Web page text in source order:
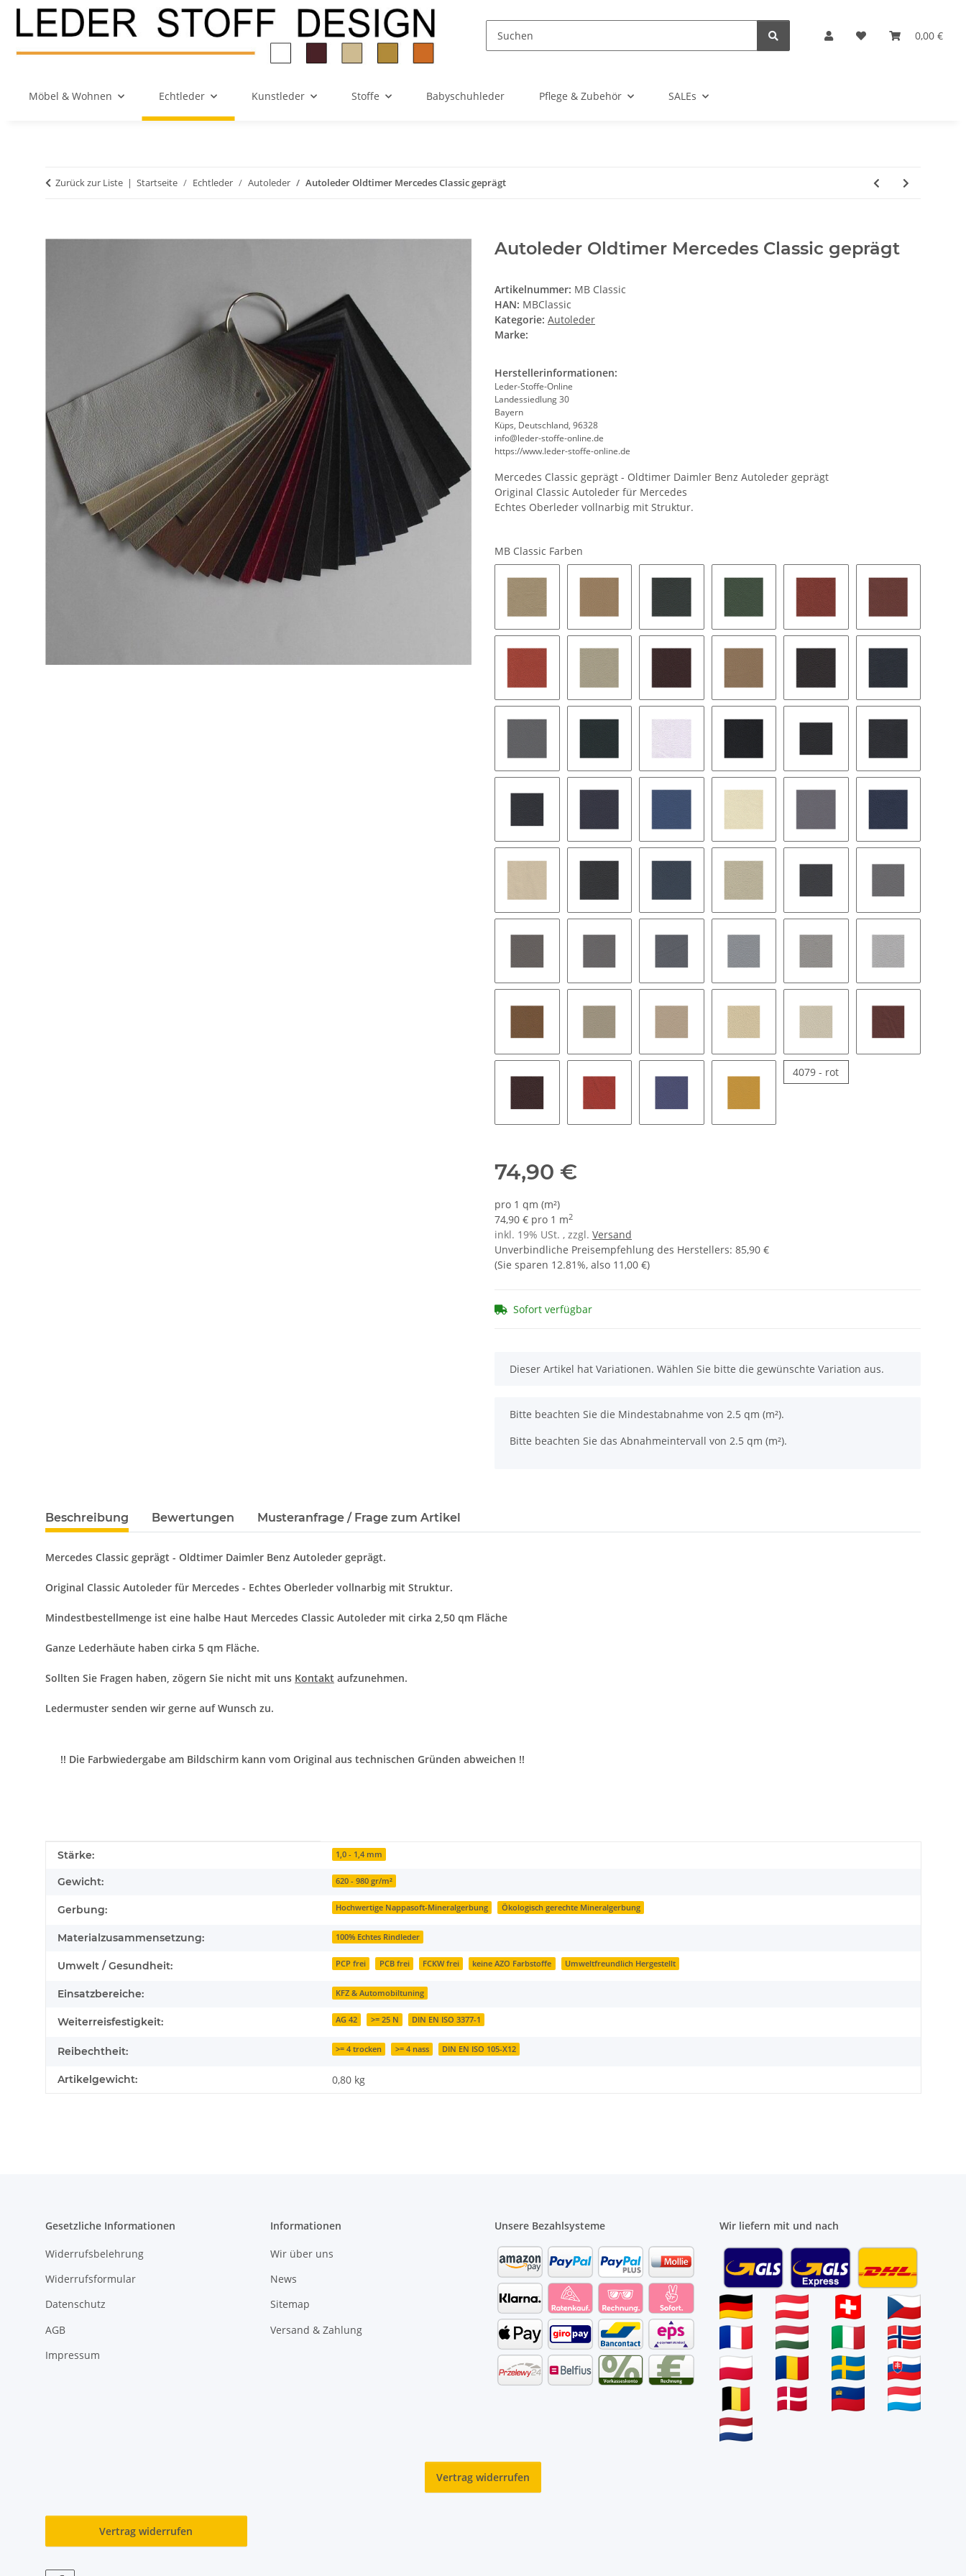
0,00 €
Möbel & Wohnen Echtleder Kunstleder Stoffe Babyschuhleder Pflege & Zubehör SALEs
Zurück zur Liste Startseite Echtleder Autoleder Autoleder Oldtimer Mercedes Classic geprägt
Autoleder Oldtimer Mercedes Classic geprägt
Artikelnummer: MB Classic
HAN: MBClassic
Kategorie: Autoleder
Marke:
Herstellerinformationen:
Leder-Stoffe-Online
Landessiedlung 30
Bayern
Küps, Deutschland, 96328
info@leder-stoffe-online.de
https://www.leder-stoffe-online.de
Mercedes Classic geprägt - Oldtimer Daimler Benz Autoleder geprägt
Original Classic Autoleder für Mercedes
Echtes Oberleder vollnarbig mit Struktur.
MB Classic Farben
1060 - creme 1068 - natur 1073 - grün 1078 - resedagrün4453H - rot 1079a -
1088 - hellrot 3617H - cremebeige4279H - mittelrot2647H - dattel 2063H - brasil 5043H - blau
1237H - grau 7045H - piniengrün9436H - weiß 0500H - schwarz0501H - roast black1017H -
1007H - anthrazit hell1118 - galaxyblau1124 - merlinblau3658H - helios 1140 - aerograu1141 -
1143 - siambeige1206 - schiefer354 - mittelblau8014 - pergament1251H - dunkelgrau
1406H -
1438H - dark carmel1463H - silbergrau1470H - aerograu1610H - oriongrau1632H - quarz 1675H - silber
2717H - safran3444H - champignon3471H - java 3659H - champagner3820H - ivory
4079 - rot4079 - rot
74,90 €
pro 1 qm (m²)
74,90 € pro 1 m2
inkl. 19% USt. , zzgl. Versand
Unverbindliche Preisempfehlung des Herstellers: 85,90 €
(Sie sparen 12.81%, also 11,00 €)
Sofort verfügbar
x
Dieser Artikel hat Variationen. Wählen Sie bitte die gewünschte Variation aus.
x
Bitte beachten Sie die Mindestabnahme von 2.5 qm (m²).
Bitte beachten Sie das Abnahmeintervall von 2.5 qm (m²).
Beschreibung Bewertungen Musteranfrage / Frage zum Artikel
Mercedes Classic geprägt - Oldtimer Daimler Benz Autoleder geprägt.
Original Classic Autoleder für Mercedes - Echtes Oberleder vollnarbig mit Struktur.
Mindestbestellmenge ist eine halbe Haut Mercedes Classic Autoleder mit cirka 2,50 qm Fläche
Ganze Lederhäute haben cirka 5 qm Fläche.
Sollten Sie Fragen haben, zögern Sie nicht mit uns Kontakt aufzunehmen.
Ledermuster senden wir gerne auf Wunsch zu.
!! Die Farbwiedergabe am Bildschirm kann vom Original aus technischen Gründen abweichen !!
Produkteigenschaft
Wert
Stärke: 1,0 - 1,4 mm
Gewicht: 620 - 980 gr/m²
Gerbung: Hochwertige Nappasoft-Mineralgerbung Ökologisch gerechte Mineralgerbung
Materialzusammensetzung: 100% Echtes Rindleder
Umwelt / Gesundheit: PCP frei PCB frei FCKW frei keine AZO Farbstoffe Umweltfreundlich Hergestellt
Einsatzbereiche: KFZ & Automobiltuning
Weiterreisfestigkeit: AG 42 >= 25 N DIN EN ISO 3377-1
Reibechtheit: >= 4 trocken >= 4 nass DIN EN ISO 105-X12
Artikelgewicht: 0,80 kg
Gesetzliche Informationen
Widerrufsbelehrung
Widerrufsformular
Datenschutz
AGB
Impressum
Informationen
Wir über uns
News
Sitemap
Versand & Zahlung
Unsere Bezahlsysteme Wir liefern mit und nach
Vertrag widerrufen
Vertrag widerrufen